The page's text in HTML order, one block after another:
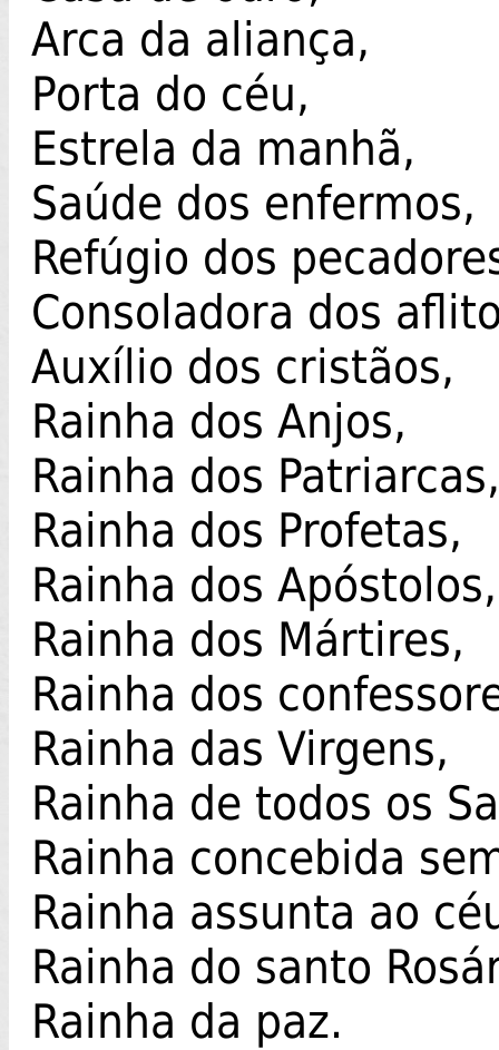
Arca da aliança,
Porta do céu,
Estrela da manhã,
Saúde dos enfermos,
Refúgio dos
Consoladora dos
Auxílio dos cristãos,
Rainha dos Anjos,
Rainha dos Patriarcas,
Rainha dos Profetas,
Rainha dos Apóstolos,
Rainha dos Mártires,
Rainha dos
Rainha das Virgens,
Rainha de todos os
Rainha concebida
Rainha assunta ao
Rainha do santo
Rainha da paz.